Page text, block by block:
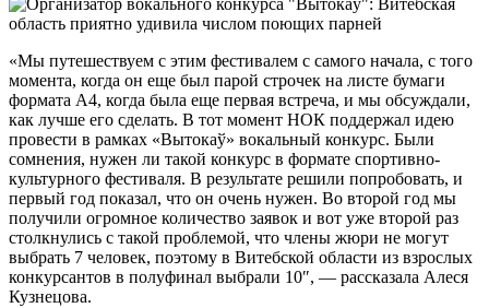
«Мы путешествуем с этим фестивалем с самого начала, с того
момента, когда он еще был парой строчек на листе бумаги
формата А4, когда была еще первая встреча, и мы обсуждали,
как лучше его сделать. В тот момент НОК поддержал идею
провести в рамках «Вытокаў» вокальный конкурс. Были
сомнения, нужен ли такой конкурс в формате спортивно-
культурного фестиваля. В результате решили попробовать, и
первый год показал, что он очень нужен. Во второй год мы
получили огромное количество заявок и вот уже второй раз
столкнулись с такой проблемой, что члены жюри не могут
выбрать 7 человек, поэтому в Витебской области из взрослых
конкурсантов в полуфинал выбрали 10″, — рассказала Алеся
Кузнецова.